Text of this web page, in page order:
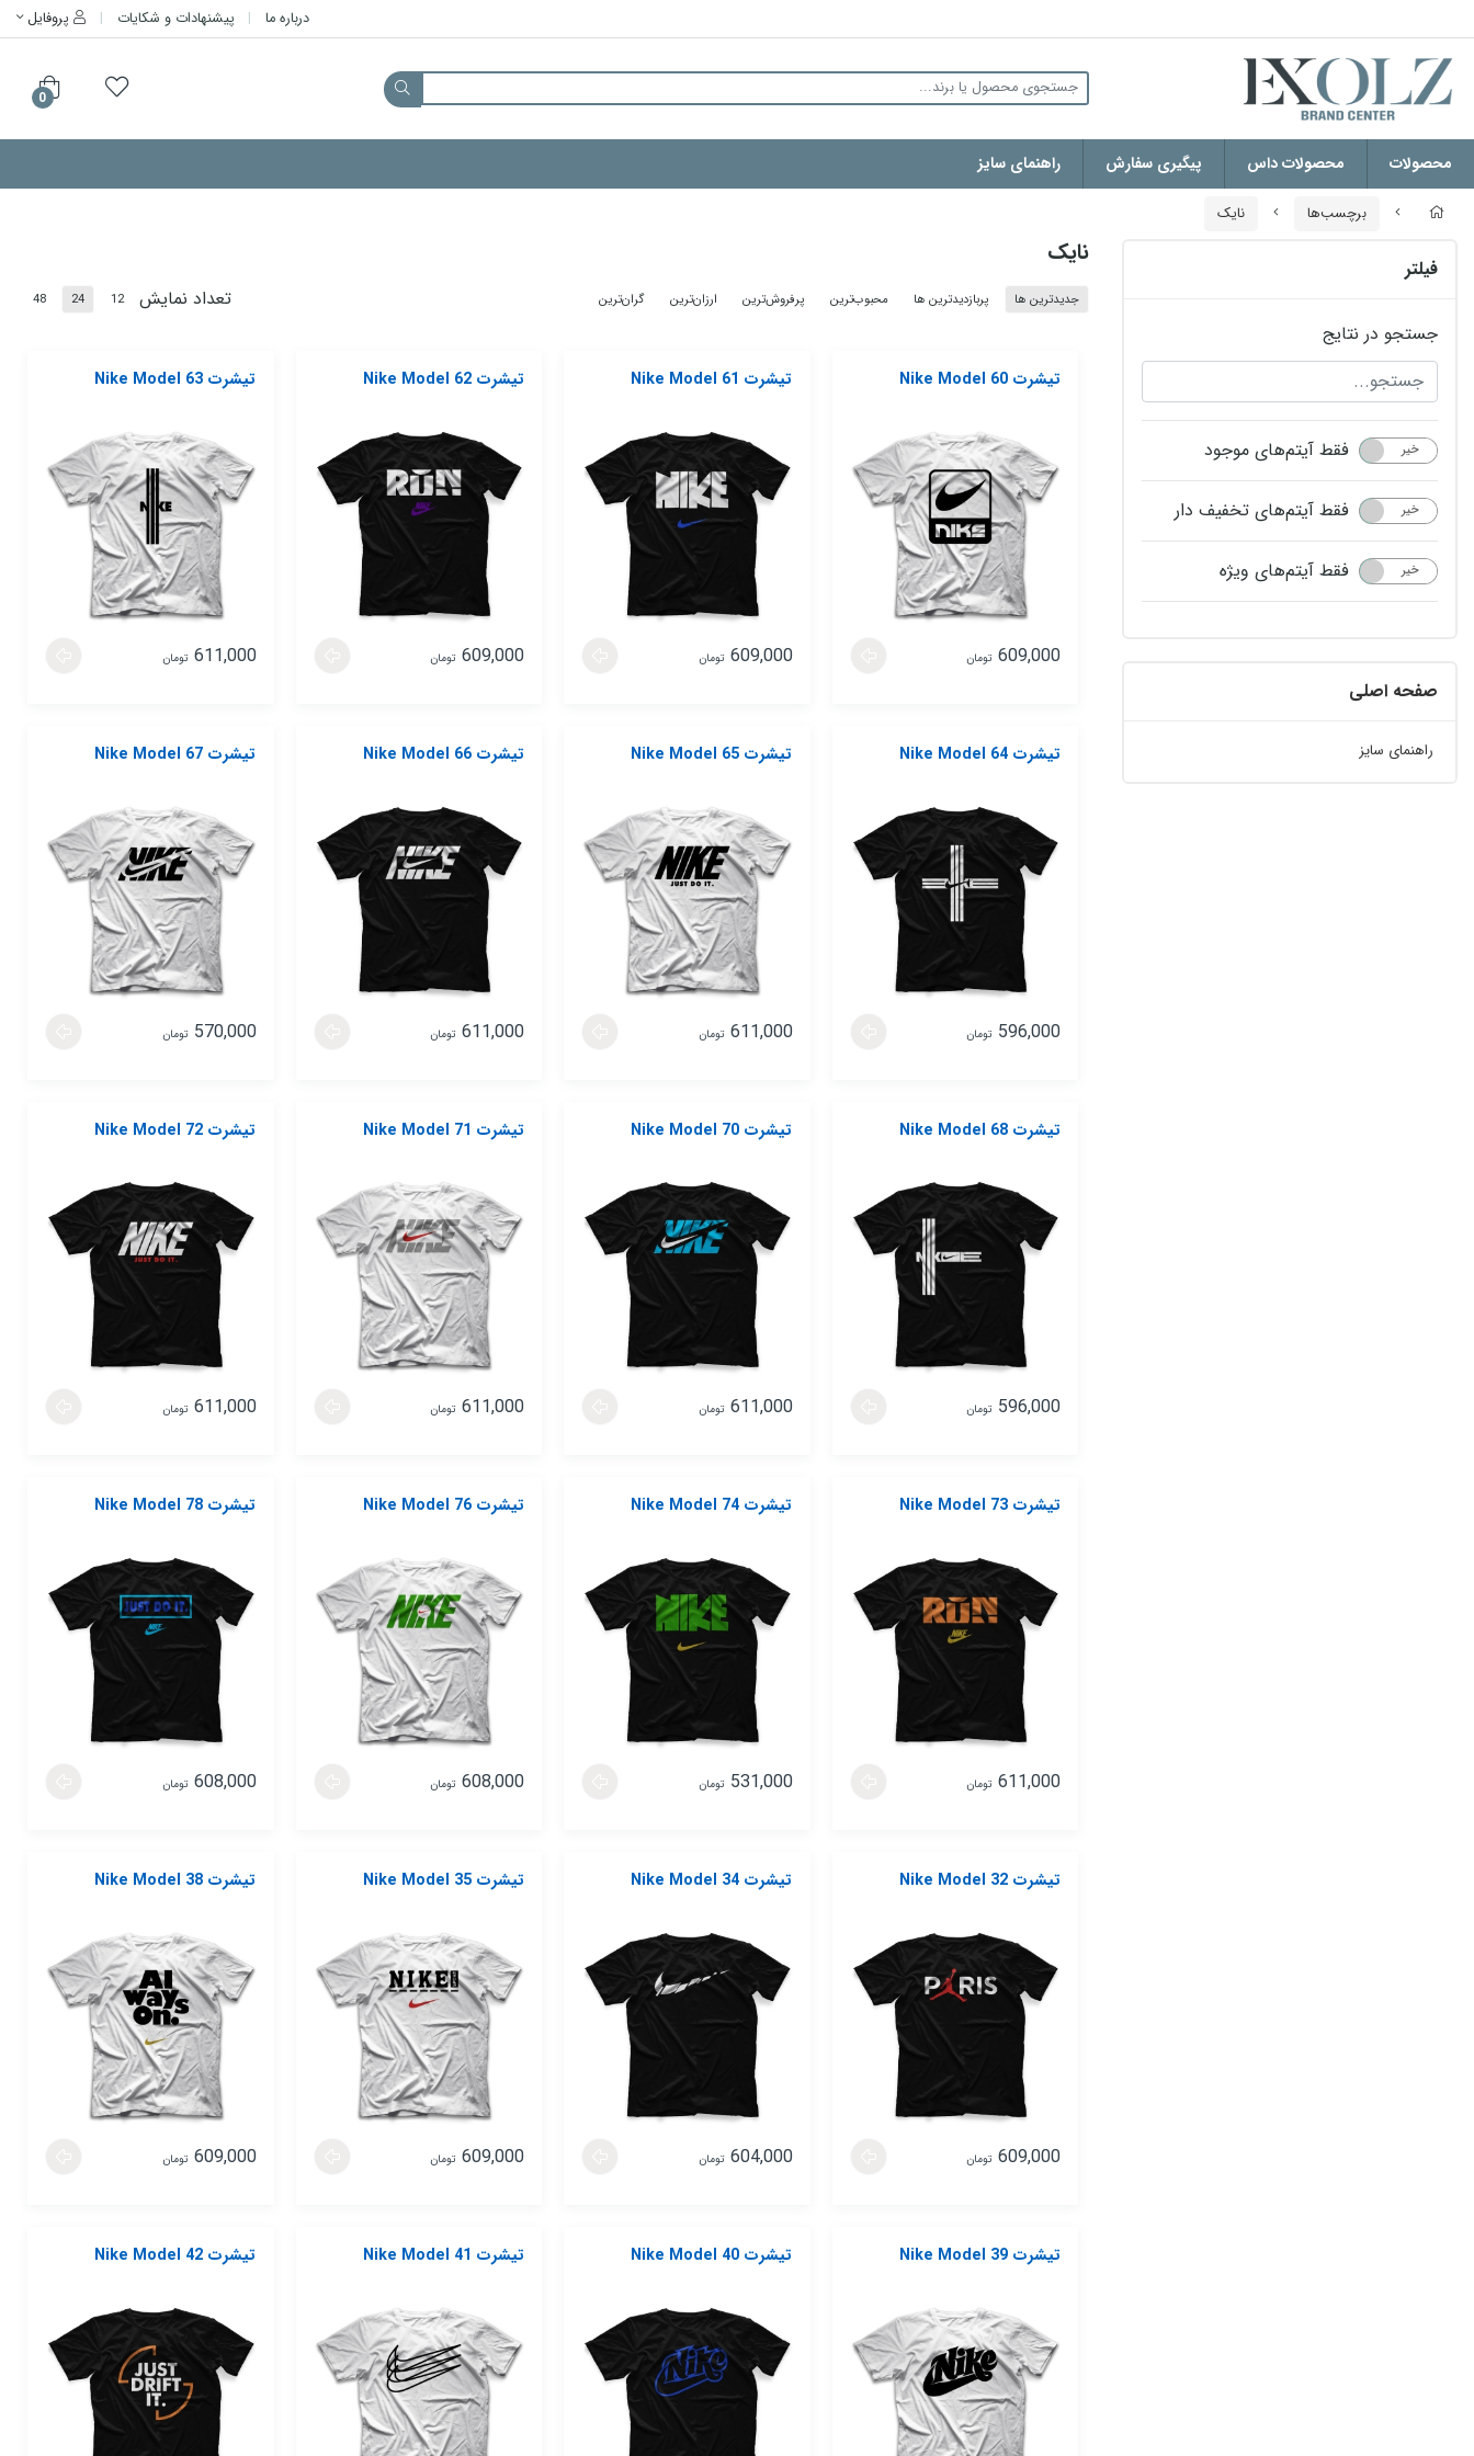
پروفایل درباره ما پیشنهادات و شکایات
0
محصولات محصولات داس پیگیری سفارش راهنمای سایز
برچسب‌ها نایک
فیلتر
جستجو در نتایج
بله خیر فقط آیتم‌های موجود
بله خیر فقط آیتم‌های تخفیف دار
بله خیر فقط آیتم‌های ویژه
صفحه اصلی
راهنمای سایز
نایک
جدیدترین ها پربازدیدترین ها محبوب‌‌ترین پرفروش‌ترین ارزان‌ترین گران‌ترین تعداد نمایش 12
24
48
تیشرت Nike Model 60
609,000 تومان
تیشرت Nike Model 61
609,000 تومان
تیشرت Nike Model 62
609,000 تومان
تیشرت Nike Model 63
611,000 تومان
تیشرت Nike Model 64
596,000 تومان
تیشرت Nike Model 65
611,000 تومان
تیشرت Nike Model 66
611,000 تومان
تیشرت Nike Model 67
570,000 تومان
تیشرت Nike Model 68
596,000 تومان
تیشرت Nike Model 70
611,000 تومان
تیشرت Nike Model 71
611,000 تومان
تیشرت Nike Model 72
611,000 تومان
تیشرت Nike Model 73
611,000 تومان
تیشرت Nike Model 74
531,000 تومان
تیشرت Nike Model 76
608,000 تومان
تیشرت Nike Model 78
608,000 تومان
تیشرت Nike Model 32
609,000 تومان
تیشرت Nike Model 34
604,000 تومان
تیشرت Nike Model 35
609,000 تومان
تیشرت Nike Model 38
609,000 تومان
تیشرت Nike Model 39 تیشرت Nike Model 40 تیشرت Nike Model 41 تیشرت Nike Model 42